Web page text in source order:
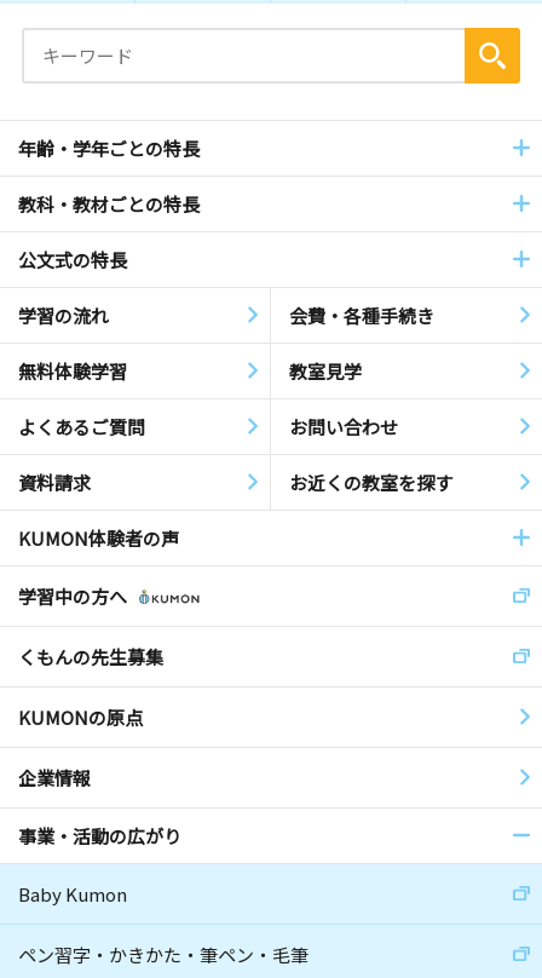
年齢・学年ごとの特長
教科・教材ごとの特長
公文式の特長
学習の流れ 会費・各種手続き
無料体験学習 教室見学
よくあるご質問 お問い合わせ
資料請求 お近くの教室を探す
KUMON体験者の声
学習中の方へ
くもんの先生募集
KUMONの原点
企業情報
事業・活動の広がり
Baby Kumon
ペン習字・かきかた・筆ペン・毛筆